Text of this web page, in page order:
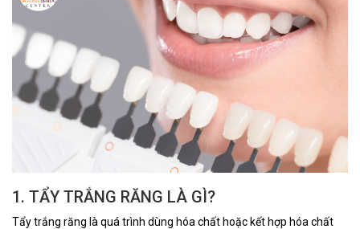
1. TẨY TRẮNG RĂNG LÀ GÌ?
Tẩy trắng răng là quá trình dùng hóa chất hoặc kết hợp hóa chất